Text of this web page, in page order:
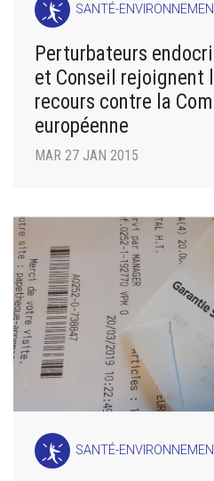
SANTÉ-
Perturbateurs
et Conseil rejoignent
recours contre la
européenne
MAR 27 JAN 2015
SANTÉ-